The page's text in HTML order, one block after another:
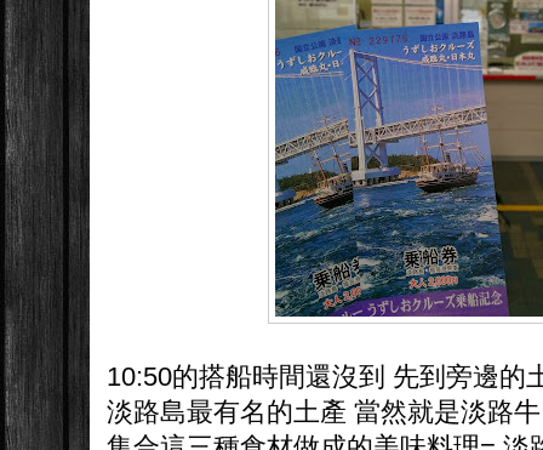
10:50的搭船時間還沒到 先到旁邊的
淡路島最有名的土產 當然就是淡路